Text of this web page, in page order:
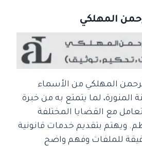
المهلكي
المهلكي من الأسماء
المنورة، لما يتمتع به من خبرة
مع القضايا المختلفة
ويهتم بتقديم خدمات قانونية
للملفات وفهم واضح